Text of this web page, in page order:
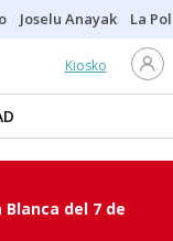
Joselu Anayak La
Kiosko
del 7 de